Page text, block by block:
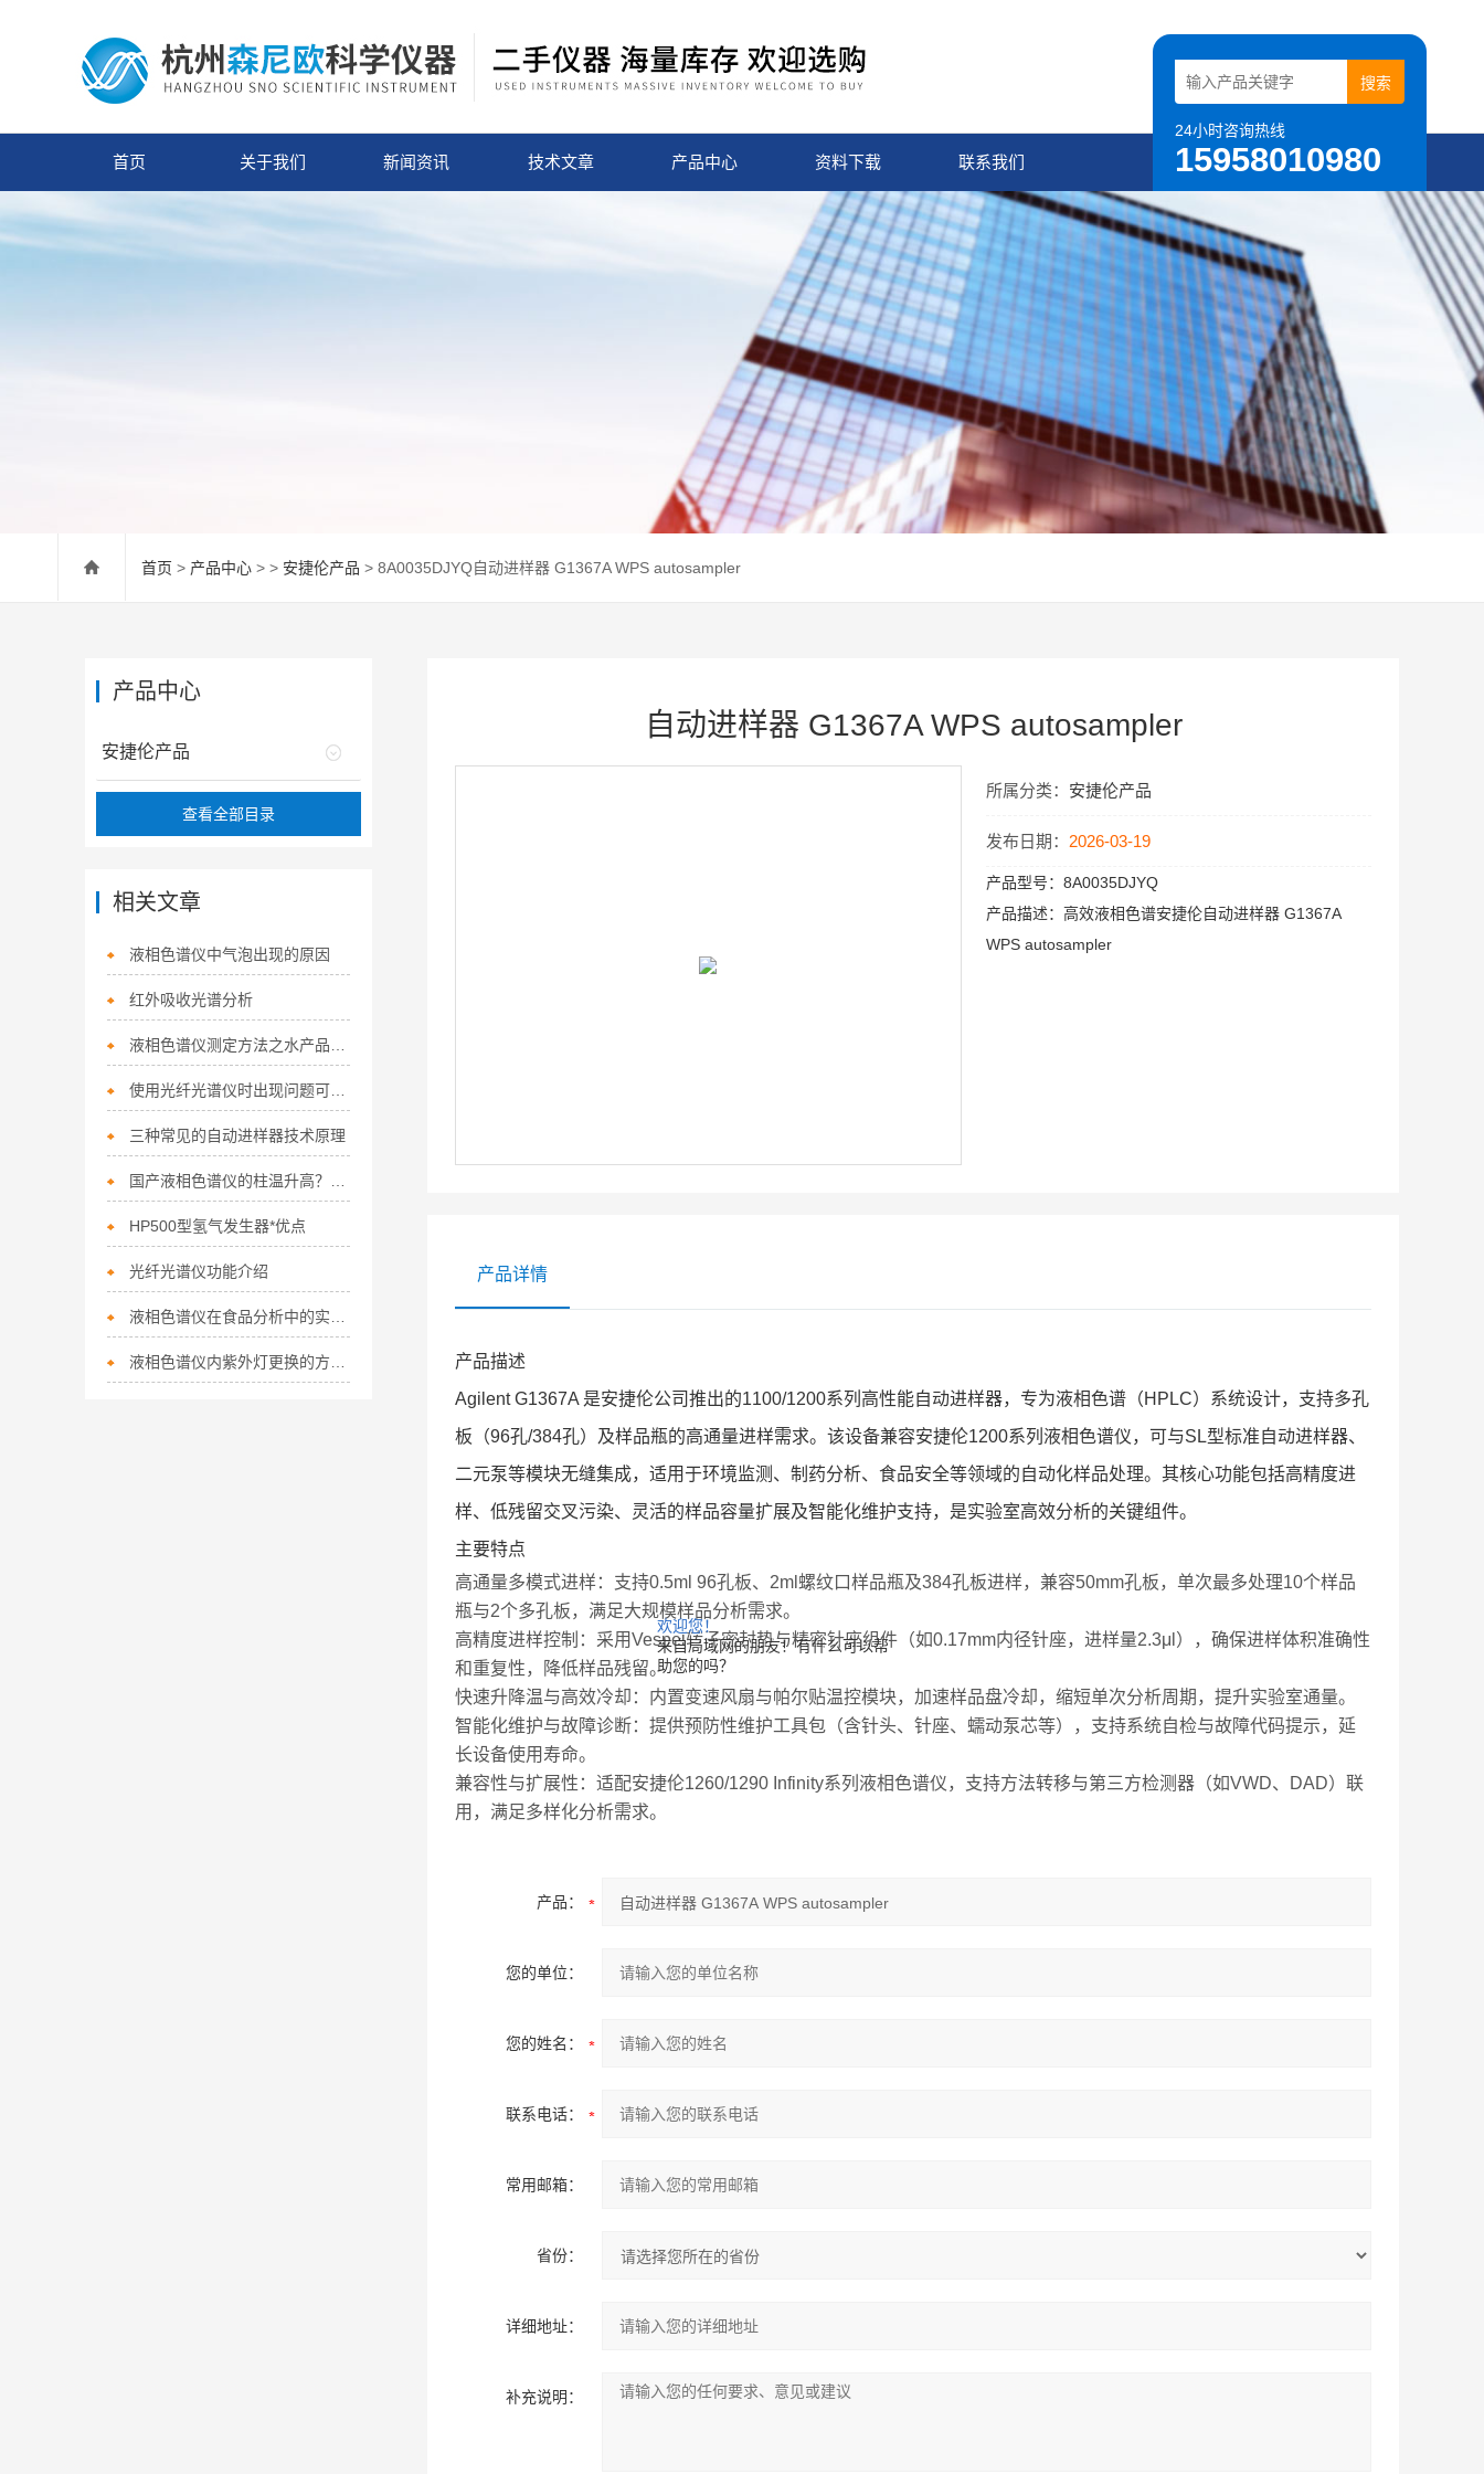
欢迎您！
来自局域网的朋友！有什么可以帮
助您的吗？
24小时咨询热线
15958010980
首页 关于我们 新闻资讯 技术文章 产品中心 资料下载 联系我们
首页 > 产品中心 > > 安捷伦产品 > 8A0035DJYQ自动进样器 G1367A WPS autosampler
自动进样器 G1367A WPS autosampler
所属分类： 安捷伦产品
发布日期： 2026-03-19
产品型号：8A0035DJYQ
产品描述：高效液相色谱安捷伦自动进样器 G1367A
WPS autosampler
产品详情
产品描述
Agilent G1367A 是安捷伦公司推出的1100/1200系列高性能自动进样器，专为液相色谱（HPLC）系统设计，支持多孔
板（96孔/384孔）及样品瓶的高通量进样需求。该设备兼容安捷伦1200系列液相色谱仪，可与SL型标准自动进样器、
二元泵等模块无缝集成，适用于环境监测、制药分析、食品安全等领域的自动化样品处理。其核心功能包括高精度进
样、低残留交叉污染、灵活的样品容量扩展及智能化维护支持，是实验室高效分析的关键组件。
主要特点
高通量多模式进样：支持0.5ml 96孔板、2ml螺纹口样品瓶及384孔板进样，兼容50mm孔板，单次最多处理10个样品
瓶与2个多孔板，满足大规模样品分析需求。
高精度进样控制：采用Vespel转子密封垫与精密针座组件（如0.17mm内径针座，进样量2.3μl），确保进样体积准确性
和重复性，降低样品残留。
快速升降温与高效冷却：内置变速风扇与帕尔贴温控模块，加速样品盘冷却，缩短单次分析周期，提升实验室通量。
智能化维护与故障诊断：提供预防性维护工具包（含针头、针座、蠕动泵芯等），支持系统自检与故障代码提示，延
长设备使用寿命。
兼容性与扩展性：适配安捷伦1260/1290 Infinity系列液相色谱仪，支持方法转移与第三方检测器（如VWD、DAD）联
用，满足多样化分析需求。
产品：
您的单位：
您的姓名：
联系电话：
常用邮箱：
省份：
详细地址：
补充说明：
产品中心
安捷伦产品
查看全部目录
相关文章
液相色谱仪中气泡出现的原因
红外吸收光谱分析
三种常见的自动进样器技术原理
HP500型氢气发生器*优点
光纤光谱仪功能介绍